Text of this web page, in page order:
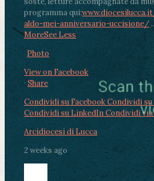
programma qui:
aldo-mei-anniversario-uccisione/
MoreSee Less
Photo
View on Facebook
· Share
Condividi su FacebookCondividi
Condividi su LinkedInCondividi via
Arcidiocesi di Lucca
2 weeks ago